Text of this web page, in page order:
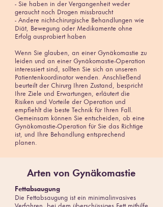
- Sie haben in der Vergangenheit weder
geraucht noch Drogen missbraucht
- Andere nicht-chirurgische Behandlungen wie
Diät, Bewegung oder Medikamente ohne
Erfolg ausprobiert haben
Wenn Sie glauben, an einer Gynäkomastie zu
leiden und an einer Gynäkomastie-Operation
interessiert sind, sollten Sie sich an unseren
Patientenkoordinator wenden. Anschließend
beurteilt der Chirurg Ihren Zustand, bespricht
Ihre Ziele und Erwartungen, erläutert die
Risiken und Vorteile der Operation und
empfiehlt die beste Technik für Ihren Fall.
Gemeinsam können Sie entscheiden, ob eine
Gynäkomastie-Operation für Sie das Richtige
ist, und Ihre Behandlung entsprechend
planen.
Arten von Gynäkomastie
Fettabsaugung
Die Fettabsaugung ist ein minimalinvasives